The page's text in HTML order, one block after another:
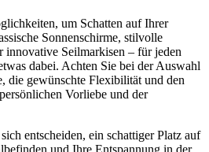
um Schatten auf Ihrer
Sonnenschirme, stilvolle
innovative Seilmarkisen – für jeden
dabei. Achten Sie bei der Auswahl
die gewünschte Flexibilität und den
Vorliebe und der
entscheiden, ein schattiger Platz auf
und Ihre Entspannung in der